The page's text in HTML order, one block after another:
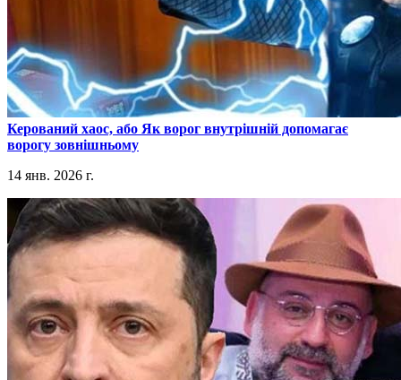
​Керований хаос, або Як ворог внутрішній допомагає
ворогу зовнішньому
14 янв. 2026 г.